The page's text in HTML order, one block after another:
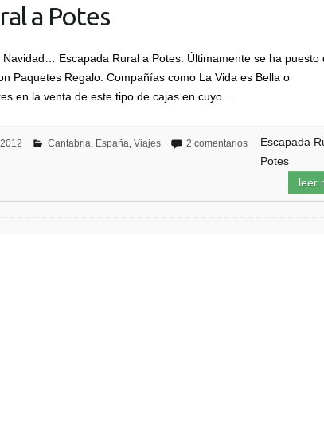
a Potes
Escapada Rural a Potes. Últimamente se ha puesto
Paquetes Regalo. Compañías como La Vida es Bella o
en la venta de este tipo de cajas en cuyo…
Cantabria España Viajes 2 comentarios
Escapada
Potes
leer